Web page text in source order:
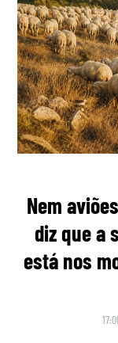
Nem
diz que a
está nos